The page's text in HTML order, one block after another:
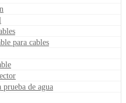
para cables
de agua